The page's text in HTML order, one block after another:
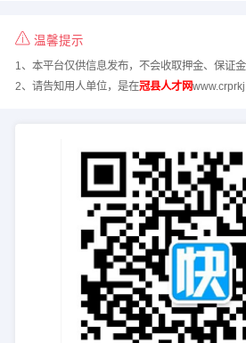
温馨提示
1、本平台仅供信息发布，不会收取押金、保证金
2、请告知用人单位，是在冠县人才网